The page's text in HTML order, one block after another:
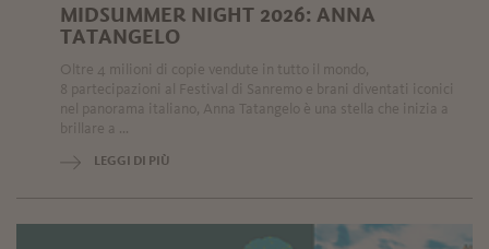
MIDSUMMER NIGHT 2026: ANNA
TATANGELO
Oltre 4 milioni di copie vendute in tutto il mondo,
8 partecipazioni al Festival di Sanremo e brani diventati iconici
nel panorama italiano, Anna Tatangelo è una stella che inizia a
brillare a ...
LEGGI DI PIÙ